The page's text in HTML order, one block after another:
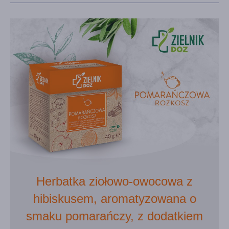
Herbatka ziołowo-owocowa z
hibiskusem, aromatyzowana o
smaku pomarańczy, z dodatkiem